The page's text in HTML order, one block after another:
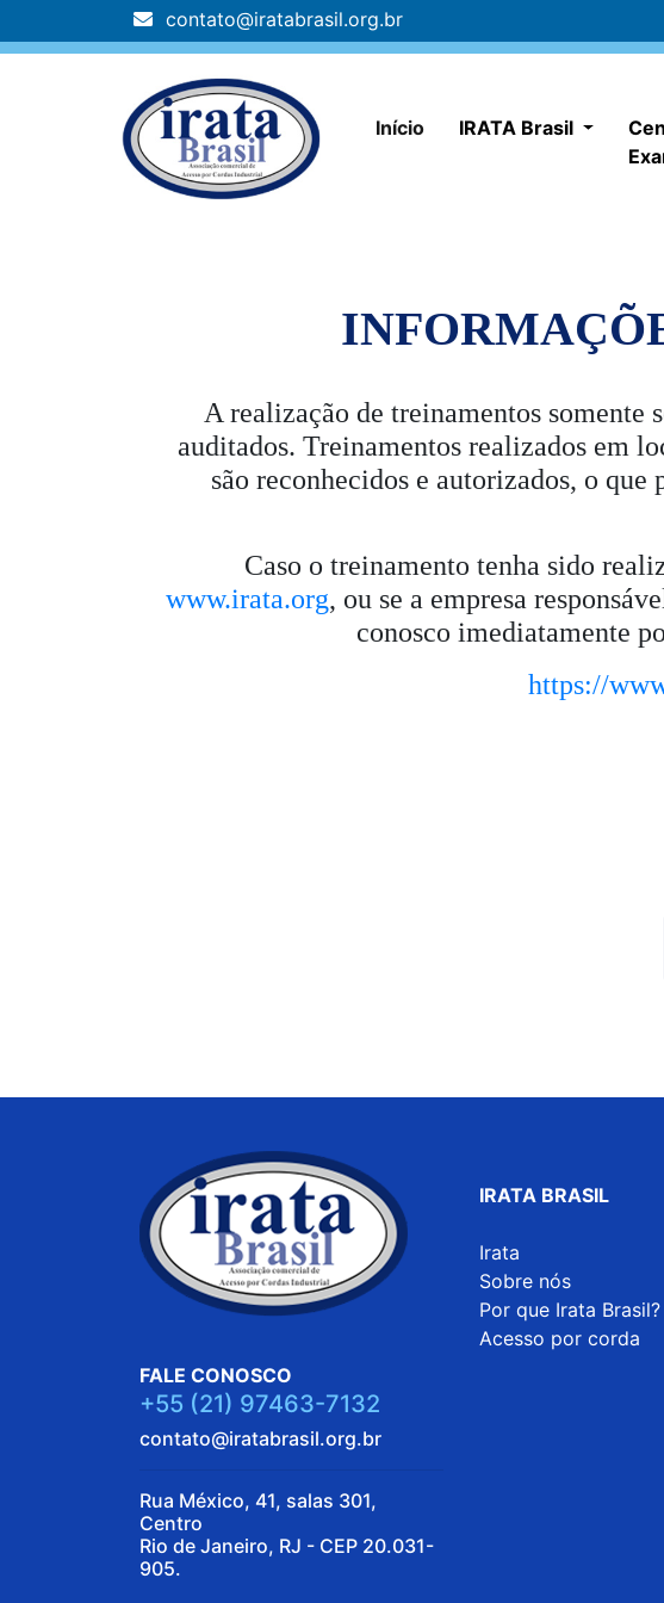
contato@iratabrasil.org.br
Início IRATA Brasil
A realização de treinamentos somente
auditados. Treinamentos realizados em
são reconhecidos e autorizados, o
Caso o treinamento tenha sido
www.irata.org, ou se a empresa
conosco imediatamente
https://
FALE CONOSCO
+55 (21) 97463-7132
contato@iratabrasil.org.br
Rua México, 41, salas 301,
Centro
Rio de Janeiro, RJ - CEP 20.031-
905.
IRATA BRASIL
Irata
Sobre nós
Por que Irata Brasil?
Acesso por corda